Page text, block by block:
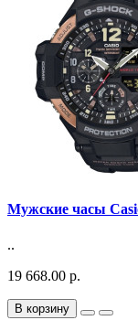
Мужские часы
..
19 668.00 р.
В корзину